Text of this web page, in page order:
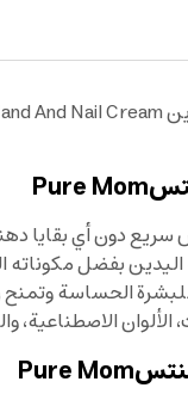
Pure Mom
سريع دون أي بقايا
اليدين بفضل مكوناته
الحساسة وتمنح
الألوان
Pure Mom